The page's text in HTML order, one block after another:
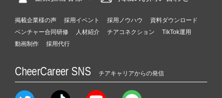
掲載企業様の声 採用イベント 採用ノウハウ
資料ダウンロード
ベンチャー合同研修
人材紹介 チアコネクション
TikTok運用
動画制作
採用代行
CheerCareer SNS チアキャリアからの発信